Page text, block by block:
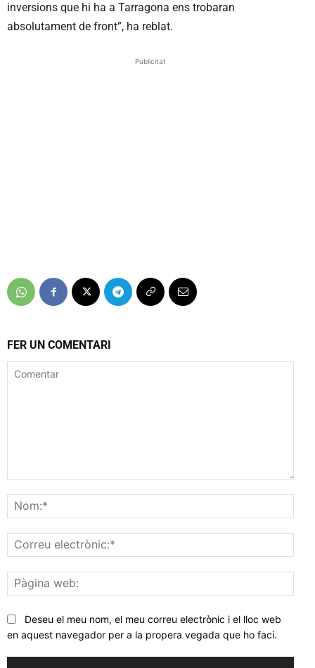
inversions que hi ha a Tarragona ens trobaran
absolutament de front”, ha reblat.
Publicitat
FER UN COMENTARI
web:
Deseu el meu nom, el meu correu electrònic i el lloc web
en aquest navegador per a la propera vegada que ho faci.